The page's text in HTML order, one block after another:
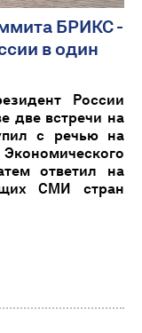
БРИКС -
в один
России
две встречи на
с речью на
ответил на
СМИ стран